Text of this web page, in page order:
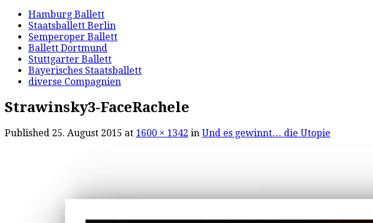
Hamburg Ballett
Staatsballett Berlin
Semperoper Ballett
Ballett Dortmund
Stuttgarter Ballett
Bayerisches Staatsballett
diverse Compagnien
Strawinsky3-FaceRachele
Published 25. August 2015 at 1600 × 1342 in Und es gewinnt… die Utopie